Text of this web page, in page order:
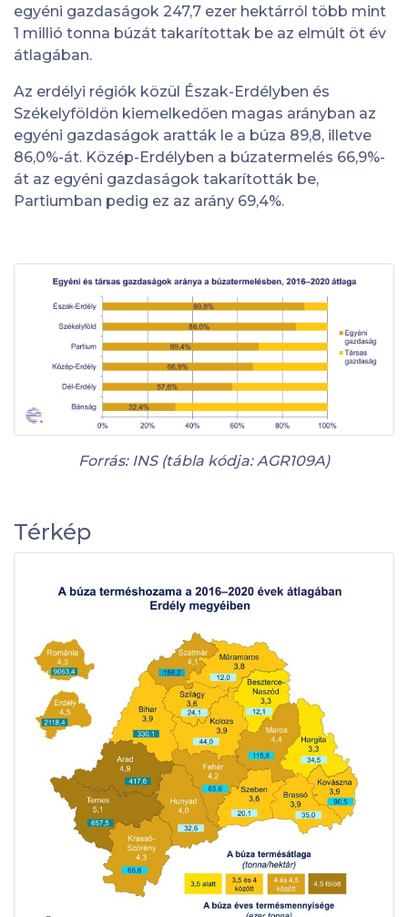
egyéni gazdaságok 247,7 ezer hektárról több mint
1 millió tonna búzát takarítottak be az elmúlt öt év
átlagában.
Az erdélyi régiók közül Észak-Erdélyben és
Székelyföldön kiemelkedően magas arányban az
egyéni gazdaságok aratták le a búza 89,8, illetve
86,0%-át. Közép-Erdélyben a búzatermelés 66,9%-
át az egyéni gazdaságok takarították be,
Partiumban pedig ez az arány 69,4%.
Forrás: INS (tábla kódja: AGR109A)
Térkép